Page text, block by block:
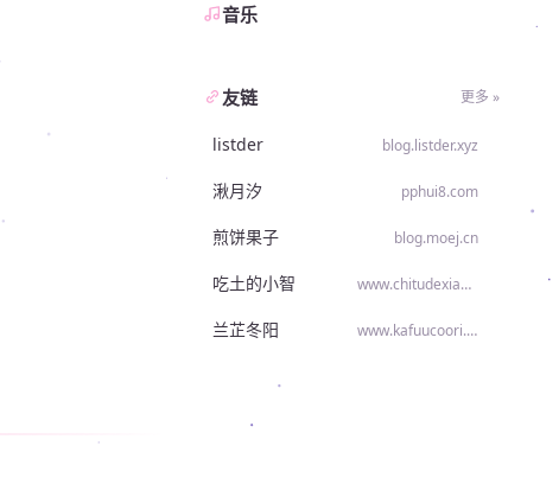
音乐
友链 更多 »
listder blog.listder.xyz
湫月汐 pphui8.com
煎饼果子 blog.moej.cn
吃土的小智 www.chitudexiaozhi.com
兰芷冬阳 www.kafuucoori.top